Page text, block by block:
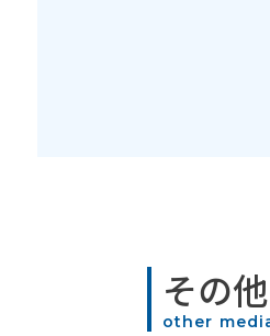
その
other